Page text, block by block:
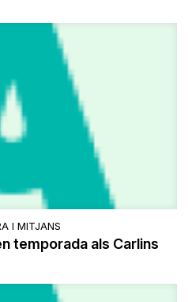
I MITJANS
temporada als Carlins